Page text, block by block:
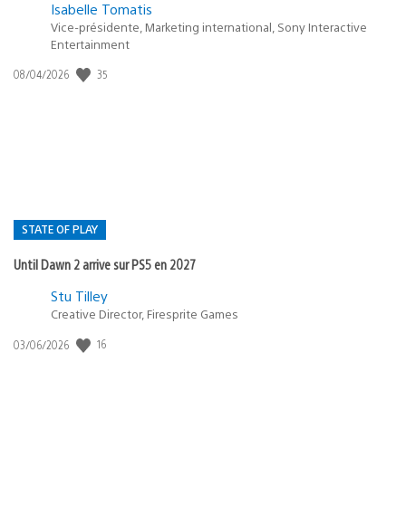
Isabelle Tomatis
Vice-présidente, Marketing international, Sony Interactive
Entertainment
Date
08/04/2026 35
STATE OF PLAY
Until Dawn 2 arrive sur PS5 en 2027
Postée
:
Stu Tilley
Creative Director, Firesprite Games
Date
03/06/2026 16